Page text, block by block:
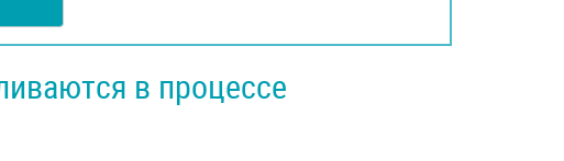
в процессе